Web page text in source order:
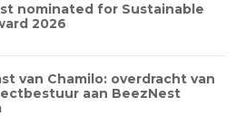
nominated for Sustainable
2026
van Chamilo: overdracht van
aan BeezNest